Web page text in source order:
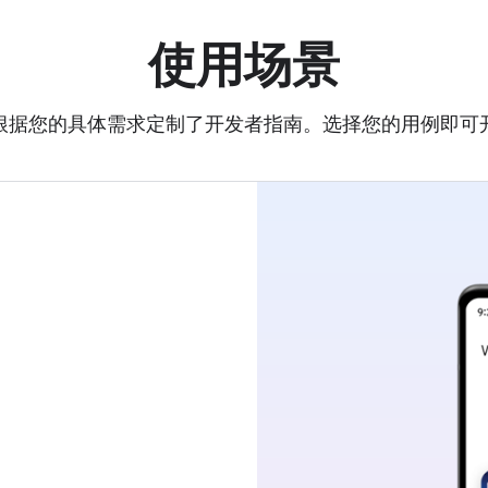
使用场景
据您的具体需求定制了开发者指南。选择您的用例即可